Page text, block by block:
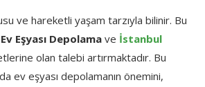
ve hareketli yaşam tarzıyla bilinir. Bu
Eşyası Depolama ve İstanbul
olan talebi artırmaktadır. Bu
ev eşyası depolamanın önemini,